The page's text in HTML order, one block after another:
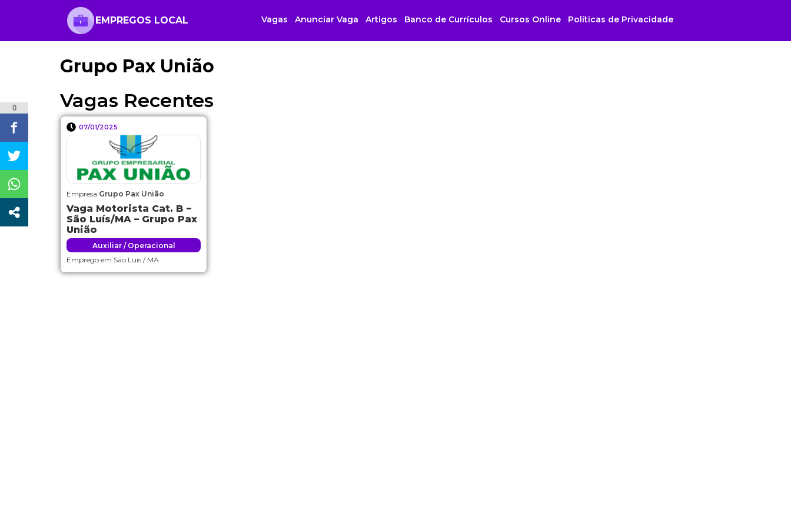
EMPREGOS LOCAL Vagas Anunciar Vaga Artigos Banco de Currículos Cursos Online Políticas de Privacidade
Grupo Pax União
Vagas Recentes
07/01/2025
Empresa Grupo Pax União
Vaga Motorista Cat. B –
São Luís/MA – Grupo Pax
União
Auxiliar / Operacional
Emprego em São Luís / MA
0